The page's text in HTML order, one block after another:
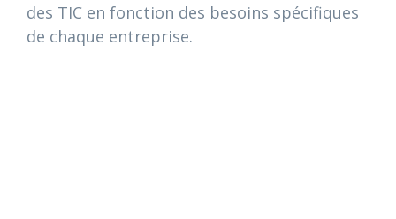
des TIC en fonction des besoins spécifiques
de chaque entreprise.